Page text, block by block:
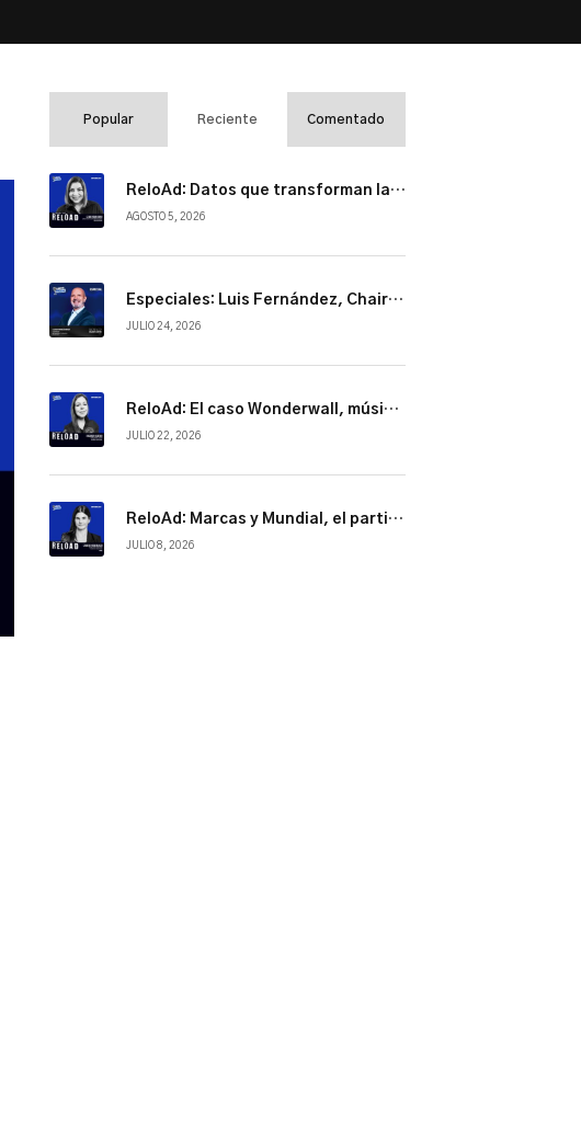
Popular Reciente Comentado
ReloAd: Datos que transforman la industria
AGOSTO 5, 2026
Especiales: Luis Fernández, Chairman de NBCUniversal Telemundo Enterprises
JULIO 24, 2026
ReloAd: El caso Wonderwall, música, cultura y conexión
JULIO 22, 2026
ReloAd: Marcas y Mundial, el partido por la atención
JULIO 8, 2026